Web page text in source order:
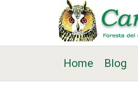
Home Blog